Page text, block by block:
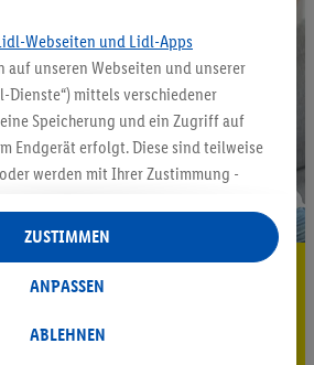
sparen³²ᵃ
Webseiten und Lidl-Apps
auf unseren Webseiten und unserer
Dienste“) mittels verschiedener
Speicherung und ein Zugriff auf
Endgerät erfolgt. Diese sind teilweise
werden mit Ihrer Zustimmung -
mit dem IAB TCF
für personalisierte Werbung
personalisierte Werbung werden
ABLEHNEN
ANPASSEN
ZUSTIMMEN